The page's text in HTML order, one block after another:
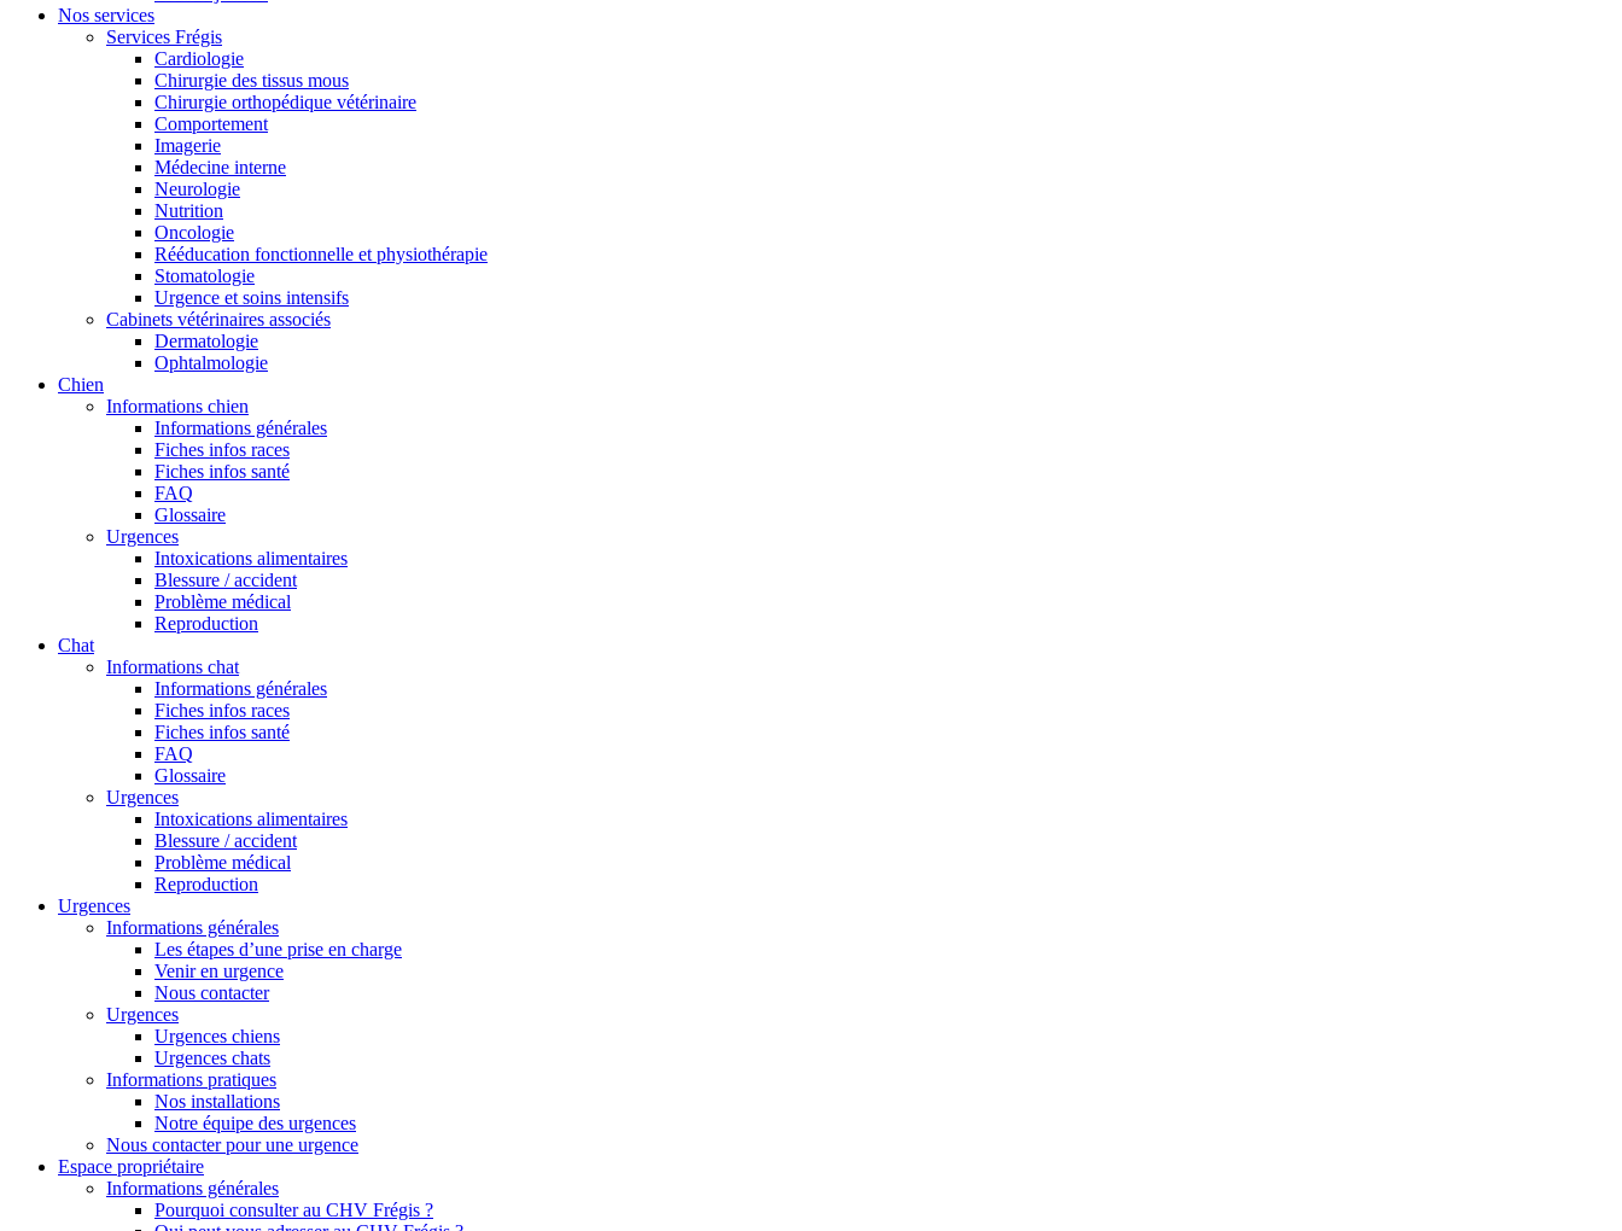
Nos services
Services Frégis
Cardiologie
Chirurgie des tissus mous
Chirurgie orthopédique vétérinaire
Comportement
Imagerie
Médecine interne
Neurologie
Nutrition
Oncologie
Rééducation fonctionnelle et physiothérapie
Stomatologie
Urgence et soins intensifs
Cabinets vétérinaires associés
Dermatologie
Ophtalmologie
Chien
Informations chien
Informations générales
Fiches infos races
Fiches infos santé
FAQ
Glossaire
Urgences
Intoxications alimentaires
Blessure / accident
Problème médical
Reproduction
Chat
Informations chat
Informations générales
Fiches infos races
Fiches infos santé
FAQ
Glossaire
Urgences
Intoxications alimentaires
Blessure / accident
Problème médical
Reproduction
Urgences
Informations générales
Les étapes d’une prise en charge
Venir en urgence
Nous contacter
Urgences
Urgences chiens
Urgences chats
Informations pratiques
Nos installations
Notre équipe des urgences
Nous contacter pour une urgence
Espace propriétaire
Informations générales
Pourquoi consulter au CHV Frégis ?